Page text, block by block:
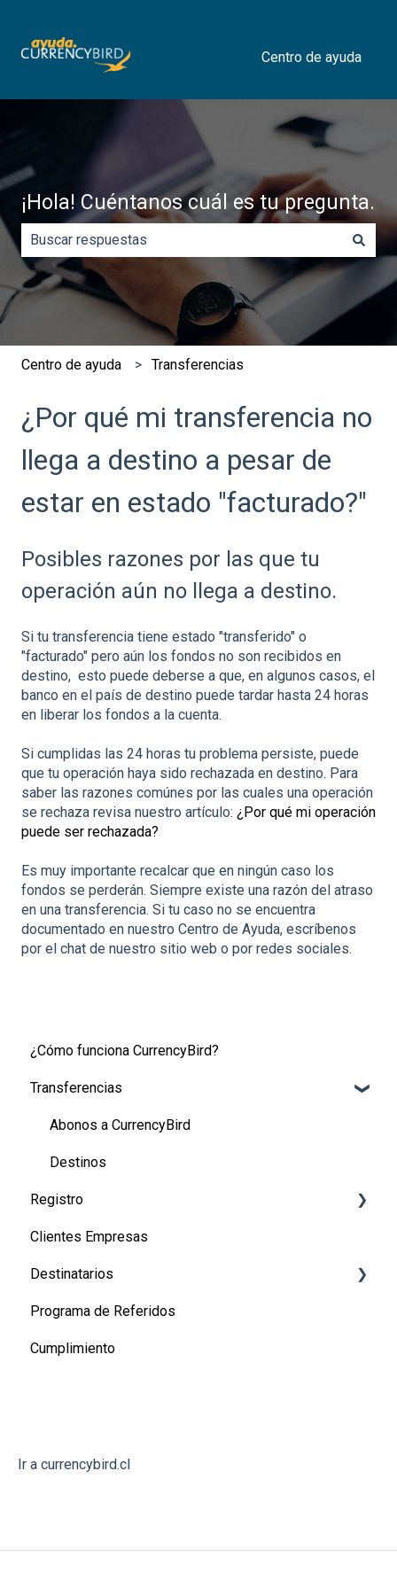
Centro de ayuda
¡Hola! Cuéntanos cuál es tu pregunta.
No hay sugerencias porque el campo de búsqueda está
​Centro de ayuda Transferencias
¿Por qué mi transferencia no
llega a destino a pesar de
estar en estado "facturado?"
Posibles razones por las que tu
operación aún no llega a destino.
Si tu transferencia tiene estado "transferido" o
"facturado" pero aún los fondos no son recibidos en
destino, esto puede deberse a que, en algunos casos, el
banco en el país de destino puede tardar hasta 24 horas
en liberar los fondos a la cuenta.
Si cumplidas las 24 horas tu problema persiste, puede
que tu operación haya sido rechazada en destino. Para
saber las razones comúnes por las cuales una operación
se rechaza revisa nuestro artículo: ¿Por qué mi operación
puede ser rechazada?
Es muy importante recalcar que en ningún caso los
fondos se perderán. Siempre existe una razón del atraso
en una transferencia. Si tu caso no se encuentra
documentado en nuestro Centro de Ayuda, escríbenos
por el chat de nuestro sitio web o por redes sociales.
¿Cómo funciona CurrencyBird?
Transferencias
Abonos a CurrencyBird
Destinos
Registro
Registro de usuarios
Registro de empresas
Clientes Empresas
Destinatarios
Canadá
Estados Unidos
Argentina
Programa de Referidos
Cumplimiento
Ir a currencybird.cl